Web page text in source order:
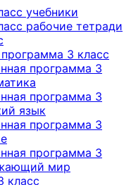
учебники
рабочие тетради
3 класс
программа 3
программа 3
язык
программа 3
программа 3
мир
класс